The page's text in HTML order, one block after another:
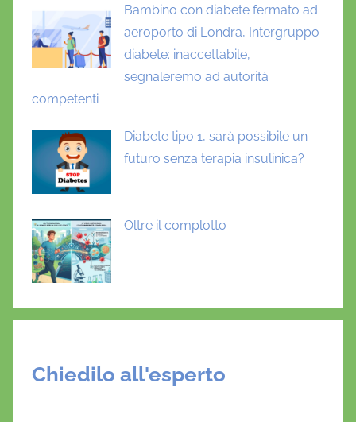
Bambino con diabete fermato ad
aeroporto di Londra, Intergruppo
diabete: inaccettabile,
segnaleremo ad autorità
competenti
Diabete tipo 1, sarà possibile un
futuro senza terapia insulinica?
Oltre il complotto
Chiedilo all'esperto